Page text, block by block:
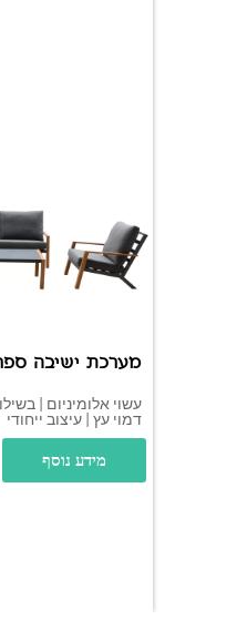
מערכת ישיבה
עשוי אלומיניום |
דמוי עץ | עיצוב ייחודי
מידע נוסף